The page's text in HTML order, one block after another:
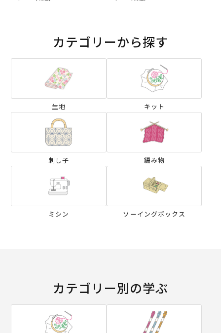
カテゴリーから探す
生地 キット
刺し子 編み物
ミシン ソーイングボックス
カテゴリー別の学ぶ